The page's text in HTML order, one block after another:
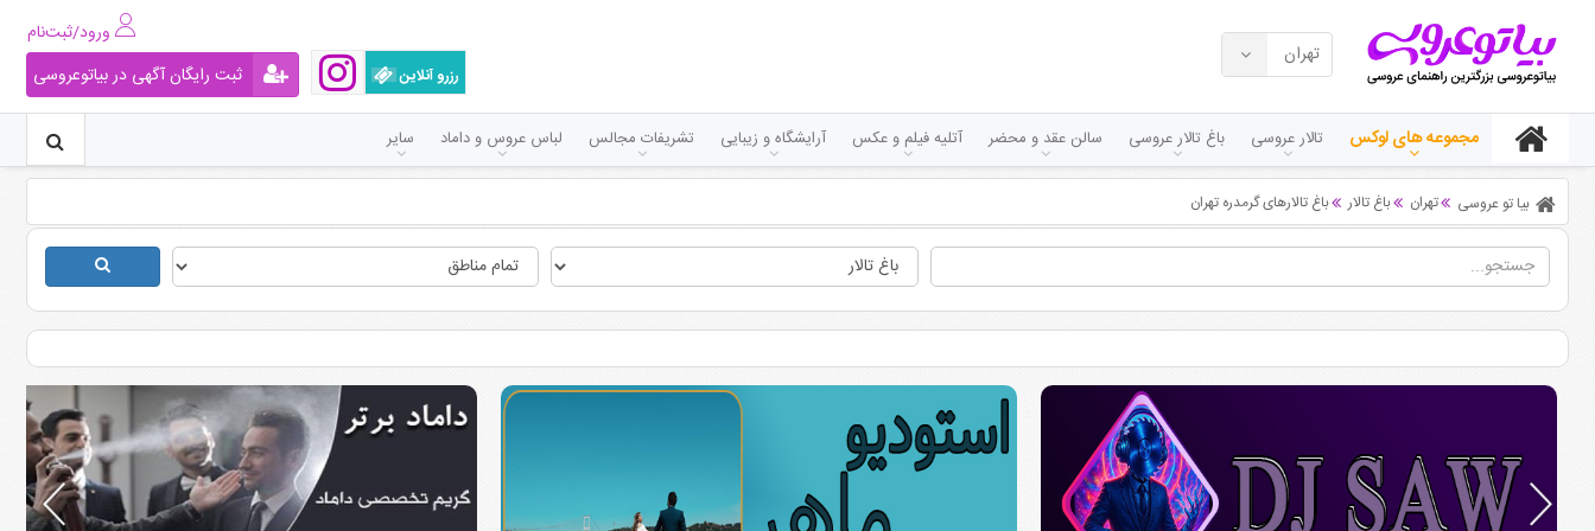
تهران
رزرو آنلاین
ثبت رایگان آگهی در بیاتوعروسی
مجموعه های لوکس تالار عروسی باغ تالار عروسی سالن عقد و محضر آتلیه فیلم و عکس آرایشگاه و زیبایی تشریفات مجالس لباس عروس و داماد سایر
بیا تو عروسی تهران باغ تالار باغ تالارهای گرمدره تهران